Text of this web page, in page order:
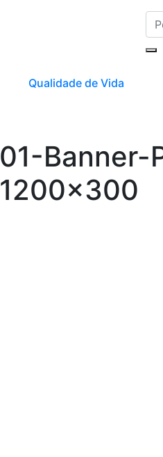
Qualidade de Vida
01-Banner-
1200×300